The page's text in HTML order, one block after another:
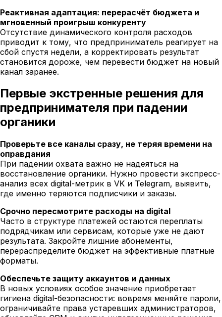
Реактивная адаптация: перерасчёт бюджета и
мгновенный проигрыш конкуренту
Отсутствие динамического контроля расходов
приводит к тому, что предприниматель реагирует на
сбой спустя недели, а корректировать результат
становится дороже, чем перевести бюджет на новый
канал заранее.
Первые экстренные решения для
предпринимателя при падении
органики
Проверьте все каналы сразу, не теряя времени на
оправдания
При падении охвата важно не надеяться на
восстановление органики. Нужно провести экспресс-
анализ всех digital-метрик в VK и Telegram, выявить,
где именно теряются подписчики и заказы.
Срочно пересмотрите расходы на digital
Часто в структуре платежей остаются переплаты
подрядчикам или сервисам, которые уже не дают
результата. Закройте лишние абонементы,
перераспределите бюджет на эффективные платные
форматы.
Обеспечьте защиту аккаунтов и данных
В новых условиях особое значение приобретает
гигиена digital-безопасности: вовремя меняйте пароли,
ограничивайте права устаревших администраторов,